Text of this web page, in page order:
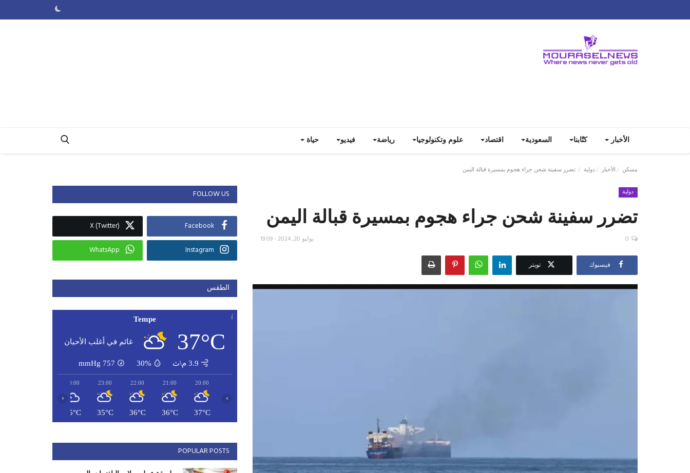
الأخبار كتّابنا السعودية اقتصاد علوم وتكنولوجيا رياضة فيديو حياة
مسكن الأخبار دولية تضرر سفينة شحن جراء هجوم بمسيرة قبالة اليمن
دولية
تضرر سفينة شحن جراء هجوم بمسيرة قبالة اليمن
يوليو 20, 2024 - 19:09 0
فيسبوك تويتر
FOLLOW US
Facebook
X (Twitter)
Instagram
WhatsApp
الطقس
Tempe
37°C غائم في أغلب الأحيان
3.9 م\ث 30%
757
mmHg
20:00
37°C
21:00
36°C
22:00
36°C
23:00
35°C
00:00
35°C
‹ ›
POPULAR POSTS